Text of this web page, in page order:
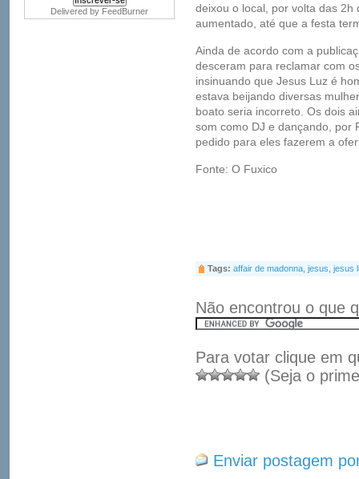
Delivered by FeedBurner
deixou o local, por volta das
aumentado, até que a festa
Ainda de acordo com a
desceram para reclamar com
insinuando que Jesus Luz é
estava beijando diversas
boato seria incorreto. Os dois
som como DJ e dançando, por
pedido para eles fazerem a
Fonte: O Fuxico
Tags: affair de madonna jesus jesus
Não encontrou o que
Para votar clique em
(Seja o
Enviar postagem